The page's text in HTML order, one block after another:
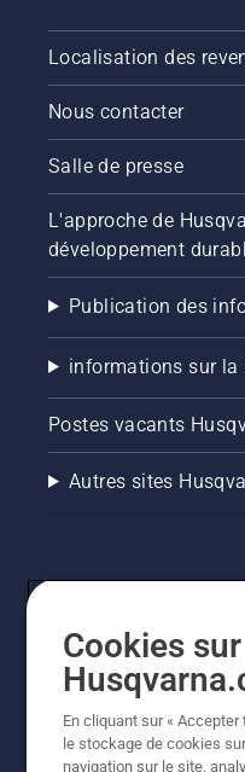
Localisation des
Nous contacter
Salle de presse
L'approche de
développement
Publication des
informations sur la
Postes vacants
Autres sites
© Husqvarna AB
indiqués sont des prix
Cookies
En cliquant sur «
le stockage de cookies
navigation sur le site,